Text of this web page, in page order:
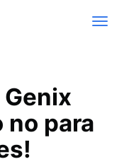
Genix
no para